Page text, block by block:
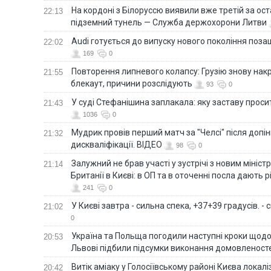
22:13
На кордоні з Білоруссю виявили вже третій за
підземний тунель — Служба держохорони Литви
22:02 Audi готується до випуску нового покоління
169 0
21:55
Повторення липневого колапсу: Грузію знову
блекаут, причини розслідують
93 0
21:43 У суді Стефанішина заплакала: яку заставу
1036 0
21:32
Мудрик провів перший матч за "Челсі" після
дискваліфікації. ВІДЕО
98 0
21:14
Залужний не брав участі у зустрічі з новим
Британії в Києві: в ОП та в оточенні посла дають
241 0
21:02 У Києві завтра - сильна спека, +37+39 градусів. -
0
20:53
Україна та Польща погодили наступні кроки
Львові підбили підсумки виконання
20:42 Витік аміаку у Голосіївському районі Києва